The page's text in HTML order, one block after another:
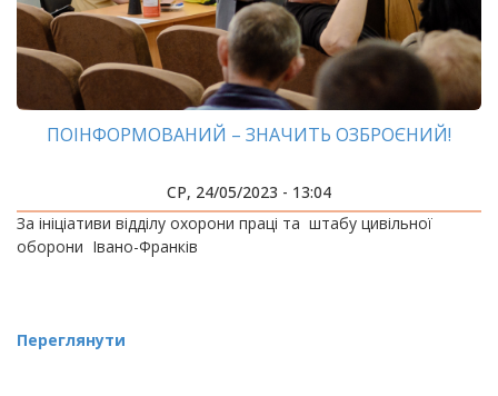
ПОІНФОРМОВАНИЙ – ЗНАЧИТЬ ОЗБРОЄНИЙ!
СР, 24/05/2023 - 13:04
За ініціативи відділу охорони праці та штабу цивільної
оборони Івано-Франків
Переглянути